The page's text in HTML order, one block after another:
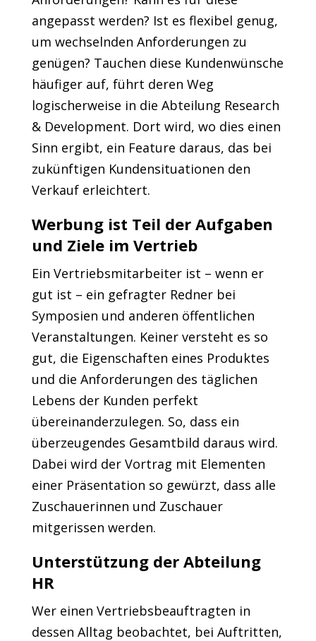
angepasst werden? Ist es flexibel genug,
um wechselnden Anforderungen zu
genügen? Tauchen diese Kundenwünsche
häufiger auf, führt deren Weg
logischerweise in die Abteilung Research
& Development. Dort wird, wo dies einen
Sinn ergibt, ein Feature daraus, das bei
zukünftigen Kundensituationen den
Verkauf erleichtert.
Werbung ist Teil der Aufgaben
und Ziele im Vertrieb
Ein Vertriebsmitarbeiter ist – wenn er
gut ist – ein gefragter Redner bei
Symposien und anderen öffentlichen
Veranstaltungen. Keiner versteht es so
gut, die Eigenschaften eines Produktes
und die Anforderungen des täglichen
Lebens der Kunden perfekt
übereinanderzulegen. So, dass ein
überzeugendes Gesamtbild daraus wird.
Dabei wird der Vortrag mit Elementen
einer Präsentation so gewürzt, dass alle
Zuschauerinnen und Zuschauer
mitgerissen werden.
Unterstützung der Abteilung
HR
Wer einen Vertriebsbeauftragten in
dessen Alltag beobachtet, bei Auftritten,